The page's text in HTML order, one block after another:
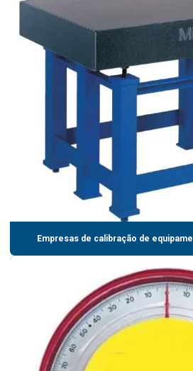
Empresas de calibração de